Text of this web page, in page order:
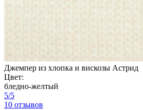
Джемпер из хлопка и вискозы Астрид
Цвет:
бледно-желтый
5/5
10 отзывов